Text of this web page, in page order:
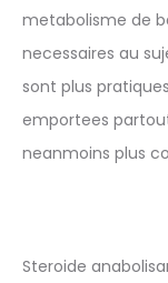
metabolisme de
necessaires au
sont plus
emportees
neanmoins plus
Steroide